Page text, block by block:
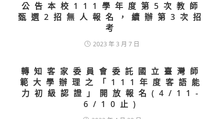
公告本校111學年度第5次教師
甄選2招無人報名，續辦第3次招
考
2023 年 3 月 7 日
轉知客家委員會委託國立臺灣師
範大學辦理之「111年度客語能
力初級認證」開放報名(4/11-
6/10止)